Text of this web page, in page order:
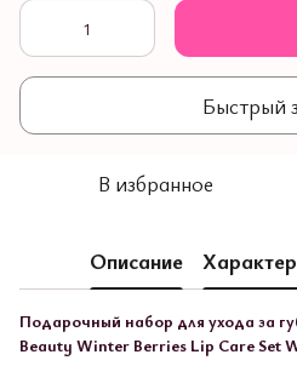
Быстрый
В избранное
Описание
Подарочный набор для ухода за
Beauty Winter Berries Lip Care Set